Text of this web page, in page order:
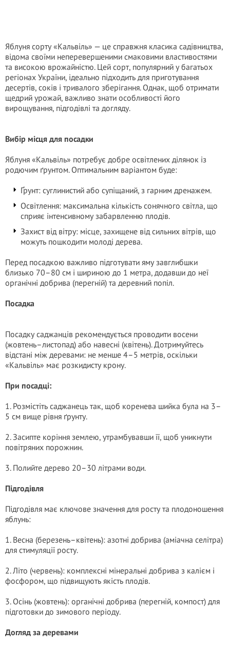
Яблуня сорту «Кальвіль» — це справжня класика садівництва,
відома своїми неперевершеними смаковими властивостями
та високою врожайністю. Цей сорт, популярний у багатьох
регіонах України, ідеально підходить для приготування
десертів, соків і тривалого зберігання. Однак, щоб отримати
щедрий урожай, важливо знати особливості його
вирощування, підгодівлі та догляду.
Вибір місця для посадки
Яблуня «Кальвіль» потребує добре освітлених ділянок із
родючим ґрунтом. Оптимальним варіантом буде:
Ґрунт: суглинистий або супіщаний, з гарним дренажем.
Освітлення: максимальна кількість сонячного світла, що
сприяє інтенсивному забарвленню плодів.
Захист від вітру: місце, захищене від сильних вітрів, що
можуть пошкодити молоді дерева.
Перед посадкою важливо підготувати яму завглибшки
близько 70–80 см і шириною до 1 метра, додавши до неї
органічні добрива (перегній) та деревний попіл.
Посадка
Посадку саджанців рекомендується проводити восени
(жовтень–листопад) або навесні (квітень). Дотримуйтесь
відстані між деревами: не менше 4–5 метрів, оскільки
«Кальвіль» має розкидисту крону.
При посадці:
1. Розмістіть саджанець так, щоб коренева шийка була на 3–
5 см вище рівня ґрунту.
2. Засипте коріння землею, утрамбувавши її, щоб уникнути
повітряних порожнин.
3. Полийте дерево 20–30 літрами води.
Підгодівля
Підгодівля має ключове значення для росту та плодоношення
яблунь:
1. Весна (березень–квітень): азотні добрива (аміачна селітра)
для стимуляції росту.
2. Літо (червень): комплексні мінеральні добрива з калієм і
фосфором, що підвищують якість плодів.
3. Осінь (жовтень): органічні добрива (перегній, компост) для
підготовки до зимового періоду.
Догляд за деревами